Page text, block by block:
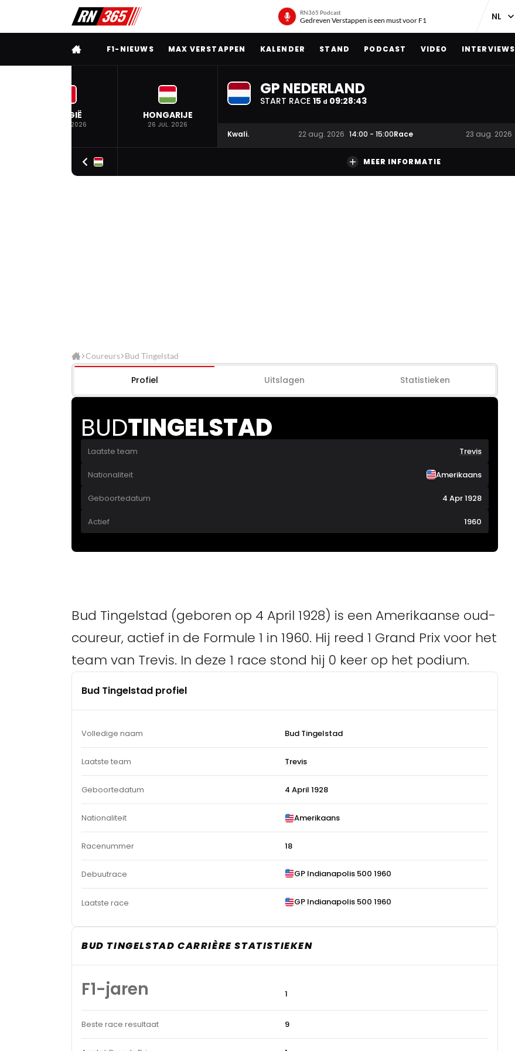
RN365 Podcast
Gedreven Verstappen is een must voor F1
VOLLEDIG MENU
F1-NIEUWS MAX VERSTAPPEN KALENDER STAND PODCAST VIDEO INTERVIEWS
BELGIË
19 JUL. 2026
HONGARIJE
26 JUL. 2026
GP NEDERLAND
START RACE 15 d 09:28:42
Kwali. 22 aug. 2026 14:00 - 15:00Race 23 aug. 2026
MEER INFORMATIE
Coureurs Bud Tingelstad
Profiel Uitslagen Statistieken
BUDTINGELSTAD
Laatste team Trevis
Nationaliteit Amerikaans
Geboortedatum 4 Apr 1928
Actief 1960
Bud Tingelstad (geboren op 4 April 1928) is een Amerikaanse oud-
coureur, actief in de Formule 1 in 1960. Hij reed 1 Grand Prix voor het
team van Trevis. In deze 1 race stond hij 0 keer op het podium.
Bud Tingelstad profiel
Volledige naam Bud Tingelstad
Laatste team Trevis
Geboortedatum 4 April 1928
Nationaliteit Amerikaans
Racenummer 18
Debuutrace GP Indianapolis 500 1960
Laatste race GP Indianapolis 500 1960
BUD TINGELSTAD CARRIÈRE STATISTIEKEN
F1-jaren 1
Beste race resultaat 9